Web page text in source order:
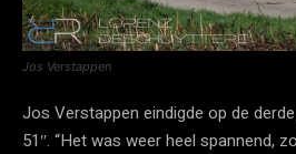
Jos Verstappen
Jos Verstappen eindigde op de
51″. “Het was weer heel spannend,